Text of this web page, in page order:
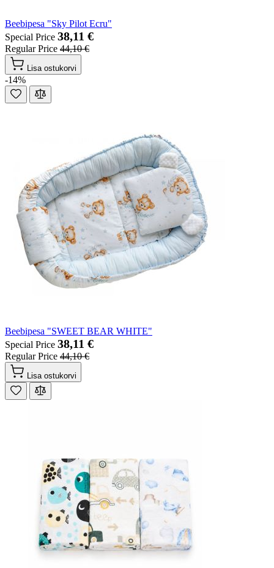
Beebipesa "Sky Pilot Ecru"
Special Price 38,11 €
Regular Price 44,10 €
Lisa ostukorvi
-14%
Beebipesa "SWEET BEAR WHITE"
Special Price 38,11 €
Regular Price 44,10 €
Lisa ostukorvi